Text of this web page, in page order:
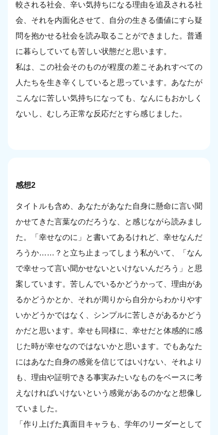
較される社会、辛い気持ちになる理由を追及される社
会、それを内面化させて、自分の生きる価値にすら疑
問を抱かせる社会を読み取ることができました。普通
に暮らしていても苦しい状態だと思います。
私は、この社会そのものが程度の差こそあれすべての
人たちを生き辛くしていると思っています。あなたが
こんなに苦しい気持ちになっても、なんにもおかしく
ないし、むしろ正常な反応だとすら感じました。
感想2
タイトルも含め、あなたがあなた自身に懸命に言い聞
かせてきた言葉なのだろうな、と感じながら読みまし
た。「幸せなのに」と書いてあるけれど、幸せなんだ
ろうか……？と立ち止まってしまう私がいて、「なん
で幸せって言い聞かせないといけないんだろう」と思
案しています。苦しんでいるかどうかって、理由があ
るかどうかとか、それが周りから自分からわかりやす
いかどうかではなく、シンプルに苦しさがあるかどう
かだと思います。幸せも同様に、幸せだと体感的に感
じた時が幸せなのではないかと思います。でもあなた
にはあなた自身の感覚を信じてはいけない、それより
も、理由や証明できる事実みたいなものをベースに考
えなければいけないという感覚があるのかなと想像し
ていました。
「作り上げた真面目キャラも、学年のリーダーとして